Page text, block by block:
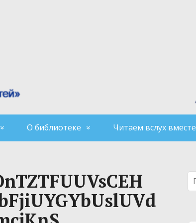
О библиотеке Читаем вслух вместе